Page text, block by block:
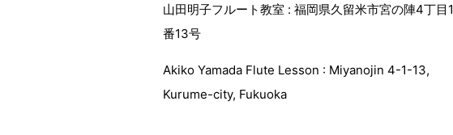
山田明子フルート教室 : 福岡県久留米市宮の陣4丁目1
番13号
Akiko Yamada Flute Lesson : Miyanojin 4-1-13,
Kurume-city, Fukuoka